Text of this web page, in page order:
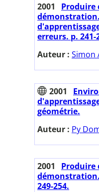
2001
Produire
erreurs. p. 241-
Auteur : Simon
2001
géométrie.
Auteur : Py
2001
Produire
249-254.